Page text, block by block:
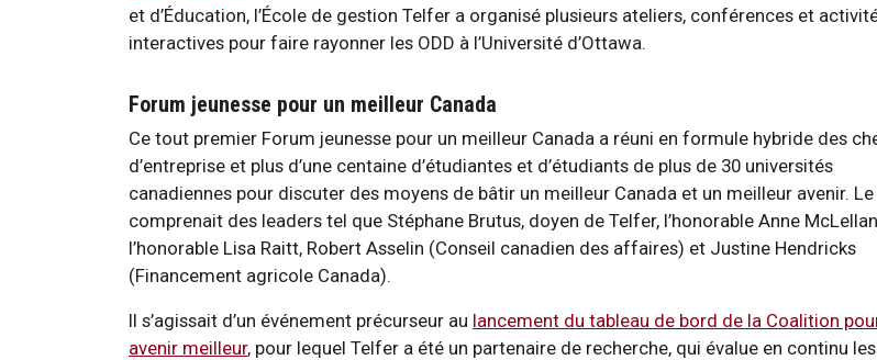
et d’Éducation, l’École de gestion Telfer a organisé plusieurs ateliers, conférences et
interactives pour faire rayonner les ODD à l’Université d’Ottawa.
Forum jeunesse pour un meilleur Canada
Ce tout premier Forum jeunesse pour un meilleur Canada a réuni en formule hybride des
d’entreprise et plus d’une centaine d’étudiantes et d’étudiants de plus de 30 universités
canadiennes pour discuter des moyens de bâtir un meilleur Canada et un meilleur avenir. Le
comprenait des leaders tel que Stéphane Brutus, doyen de Telfer, l’honorable Anne
l’honorable Lisa Raitt, Robert Asselin (Conseil canadien des affaires) et Justine Hendricks
(Financement agricole Canada).
Il s’agissait d’un événement précurseur au lancement du tableau de bord de la Coalition
avenir meilleur, pour lequel Telfer a été un partenaire de recherche, qui évalue en continu les